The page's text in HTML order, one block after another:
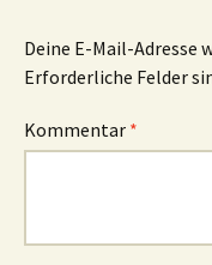
Deine E-Mail-
Erforderliche Felder
Kommentar *